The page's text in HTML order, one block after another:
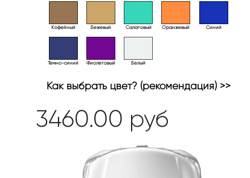
Кофейный Бежевый Салатовый Оранжевый Синий
Темно-синий Фиолетовый Белый
Как выбрать цвет? (рекомендация) >>
3460.00 руб